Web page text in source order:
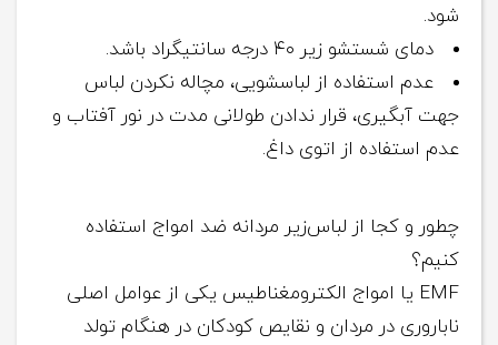
شود.
دمای شستشو زیر ۴۰ درجه سانتیگراد باشد.
عدم استفاده از لباسشویی، مچاله نکردن لباس
جهت آبگیری، قرار ندادن طولانی‌ مدت در نور آفتاب و
عدم استفاده از اتوی داغ.
چطور و کجا از لباس‌زیر مردانه ضد امواج استفاده
کنیم؟
EMF یا امواج الکترومغناطیس یکی از عوامل اصلی
ناباروری در مردان و نقایص کودکان در هنگام تولد